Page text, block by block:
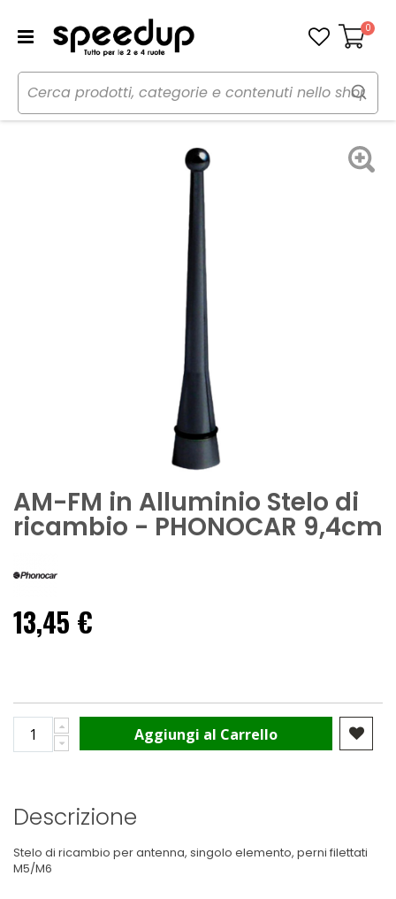
Carrello
0
Home Auto Audio elettronica mobile
Antenna
AM-FM in Alluminio Stelo di ricambio - PHONOCAR
AM-FM in Alluminio Stelo di
ricambio - PHONOCAR 9,4cm
13,45 €
Aggiungi al Carrello
Descrizione
Stelo di ricambio per antenna, singolo elemento, perni filettati
M5/M6